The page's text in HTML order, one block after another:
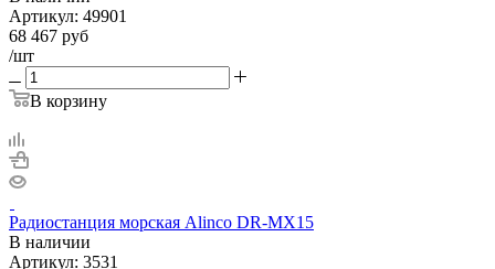
Артикул: 49901
68 467 руб
/шт
В корзину
Радиостанция морская Alinco DR-MX15
В наличии
Артикул: 3531